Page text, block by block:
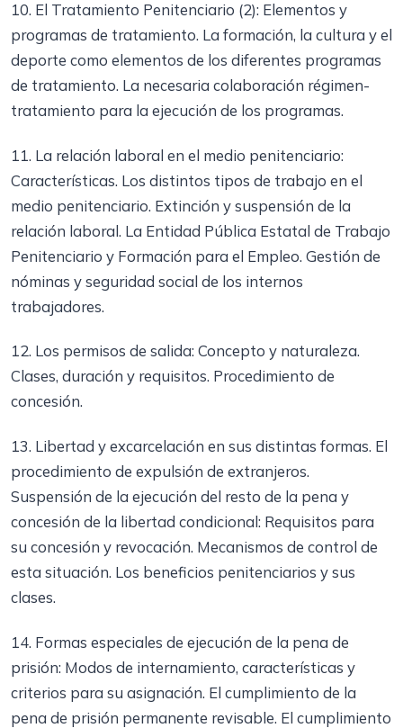
10. El Tratamiento Penitenciario (2): Elementos y
programas de tratamiento. La formación, la cultura y el
deporte como elementos de los diferentes programas
de tratamiento. La necesaria colaboración régimen-
tratamiento para la ejecución de los programas.
11. La relación laboral en el medio penitenciario:
Características. Los distintos tipos de trabajo en el
medio penitenciario. Extinción y suspensión de la
relación laboral. La Entidad Pública Estatal de Trabajo
Penitenciario y Formación para el Empleo. Gestión de
nóminas y seguridad social de los internos
trabajadores.
12. Los permisos de salida: Concepto y naturaleza.
Clases, duración y requisitos. Procedimiento de
concesión.
13. Libertad y excarcelación en sus distintas formas. El
procedimiento de expulsión de extranjeros.
Suspensión de la ejecución del resto de la pena y
concesión de la libertad condicional: Requisitos para
su concesión y revocación. Mecanismos de control de
esta situación. Los beneficios penitenciarios y sus
clases.
14. Formas especiales de ejecución de la pena de
prisión: Modos de internamiento, características y
criterios para su asignación. El cumplimiento de la
pena de prisión permanente revisable. El cumplimiento